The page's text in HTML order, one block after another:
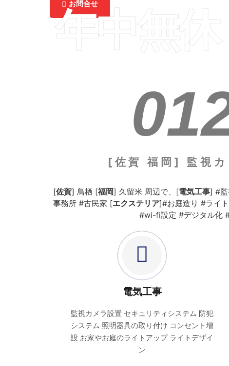
お問合せ
年中無休
[佐賀 福岡] 監視カ
[佐賀] 鳥栖 [福岡] 久留米 周辺で、[電気工事] #監
事務所 #古民家 [エクステリア]#お庭造り #ライ
#wi-fi設定 #デジタル化
電気工事
監視カメラ設置 セキュリティシステム 防犯
システム 照明器具の取り付け コンセント増
設 お家やお庭のライトアップ ライトデザイ
ン